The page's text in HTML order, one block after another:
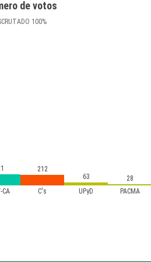
de votos
100%
CA C's UPyD PACMA
212
63
28